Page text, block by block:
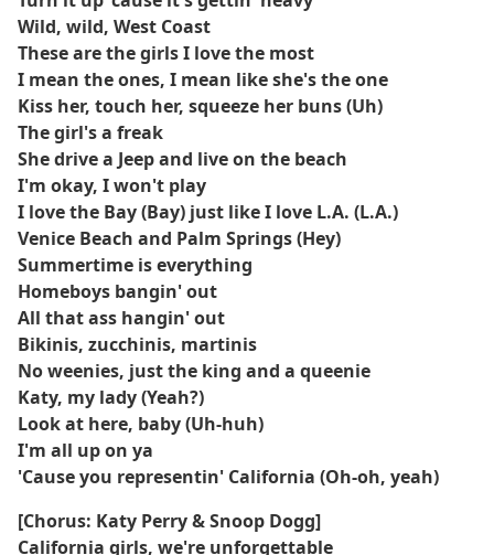
Wild, wild, West Coast
These are the girls I love the most
I mean the ones, I mean like she's the one
Kiss her, touch her, squeeze her buns (Uh)
The girl's a freak
She drive a Jeep and live on the beach
I'm okay, I won't play
I love the Bay (Bay) just like I love L.A. (L.A.)
Venice Beach and Palm Springs (Hey)
Summertime is everything
Homeboys bangin' out
All that ass hangin' out
Bikinis, zucchinis, martinis
No weenies, just the king and a queenie
Katy, my lady (Yeah?)
Look at here, baby (Uh-huh)
I'm all up on ya
'Cause you representin' California (Oh-oh, yeah)
[Chorus: Katy Perry & Snoop Dogg]
California girls, we're unforgettable